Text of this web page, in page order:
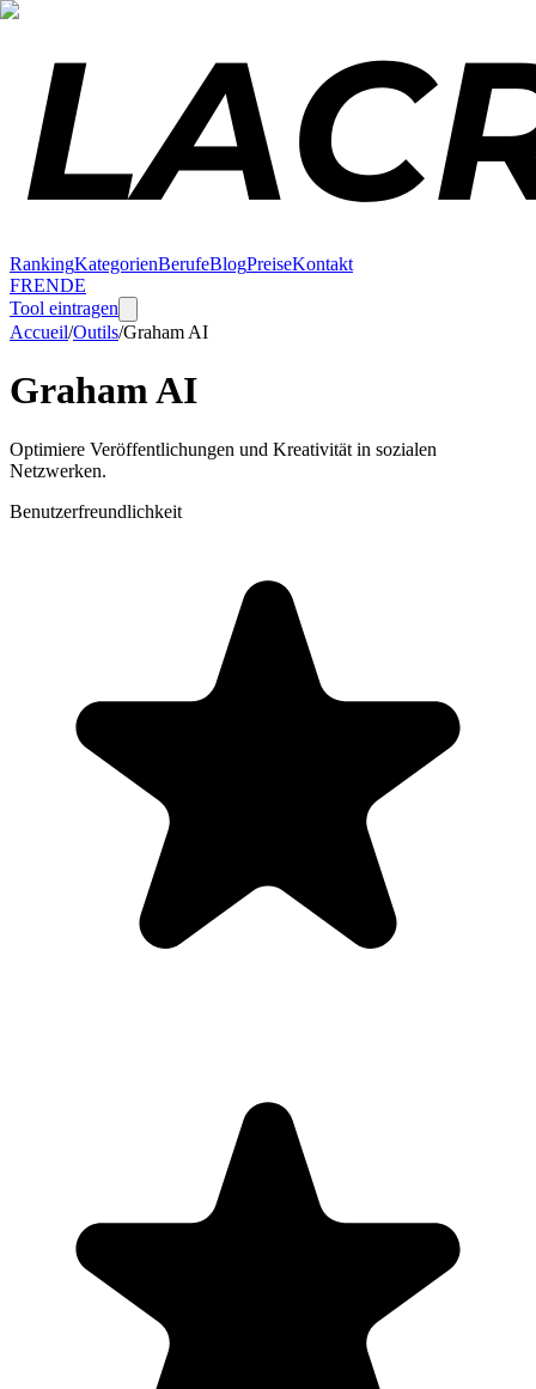
RankingKategorienBerufeBlogPreiseKontakt
FRENDE
Tool eintragen
Accueil/Outils/Graham AI
Graham AI
Optimiere Veröffentlichungen und Kreativität in sozialen
Netzwerken.
Benutzerfreundlichkeit